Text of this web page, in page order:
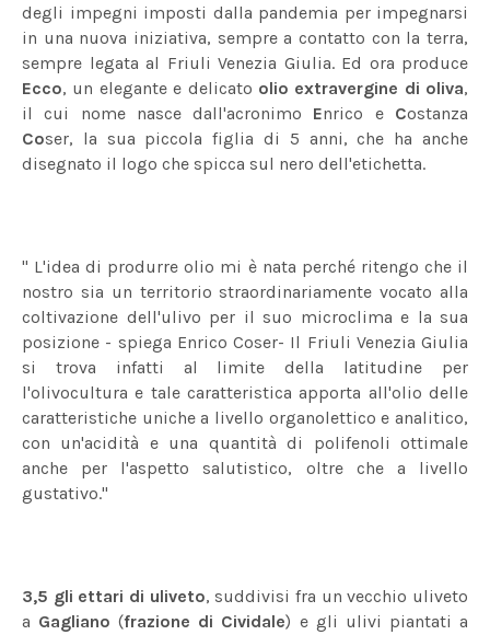
degli impegni imposti dalla pandemia per impegnarsi
in una nuova iniziativa, sempre a contatto con la terra,
sempre legata al Friuli Venezia Giulia. Ed ora produce
Ecco, un elegante e delicato olio extravergine di oliva,
il cui nome nasce dall'acronimo Enrico e Costanza
Coser, la sua piccola figlia di 5 anni, che ha anche
disegnato il logo che spicca sul nero dell'etichetta.
" L'idea di produrre olio mi è nata perché ritengo che il
nostro sia un territorio straordinariamente vocato alla
coltivazione dell'ulivo per il suo microclima e la sua
posizione - spiega Enrico Coser- Il Friuli Venezia Giulia
si trova infatti al limite della latitudine per
l'olivocultura e tale caratteristica apporta all'olio delle
caratteristiche uniche a livello organolettico e analitico,
con un'acidità e una quantità di polifenoli ottimale
anche per l'aspetto salutistico, oltre che a livello
gustativo."
3,5 gli ettari di uliveto, suddivisi fra un vecchio uliveto
a Gagliano(frazione di Cividale) e gli ulivi piantati a